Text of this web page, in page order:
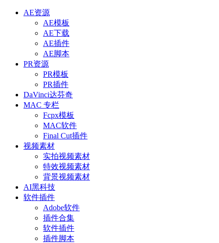
AE资源
AE模板
AE下载
AE插件
AE脚本
PR资源
PR模板
PR插件
DaVinci达芬奇
MAC 专栏
Fcpx模板
MAC软件
Final Cut插件
视频素材
实拍视频素材
特效视频素材
背景视频素材
AI黑科技
软件插件
Adobe软件
插件合集
软件插件
插件脚本